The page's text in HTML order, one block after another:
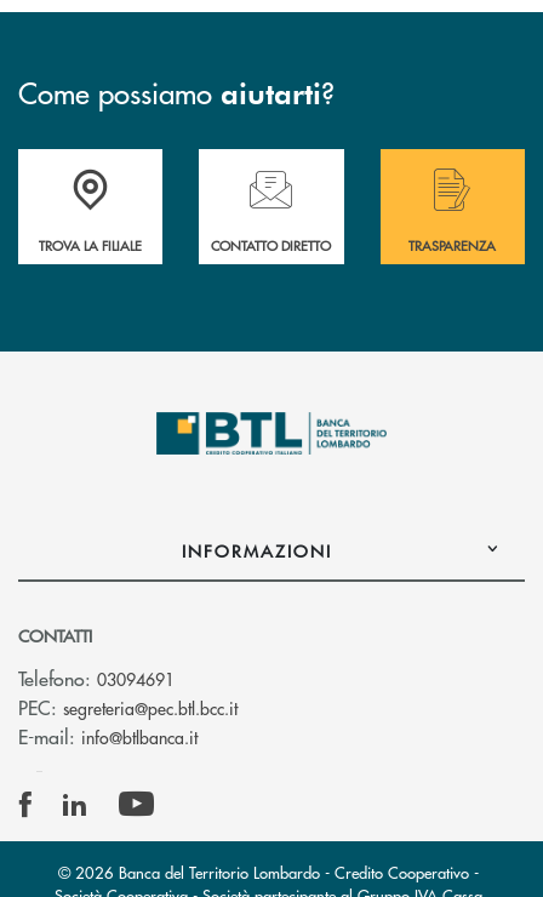
Come possiamo aiutarti?
Accedi all' elenco completo delle filiali .
TROVA LA FILIALE
Hai bisogno di assistenza immediata?
CONTATTO DIRETTO
Hai bisogno di
TRASPARENZA
INFORMAZIONI
CONTATTI
Telefono: 03094691
PEC: segreteria@pec.btl.bcc.it(si apre l’app di posta elettronica)
E-mail: info@btlbanca.it(si apre l’app di posta elettronica)
© 2026 Banca del Territorio Lombardo - Credito Cooperativo -